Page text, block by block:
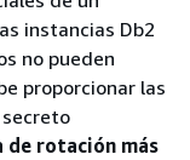
instancias Db2
no pueden
proporcionar las
de rotación más